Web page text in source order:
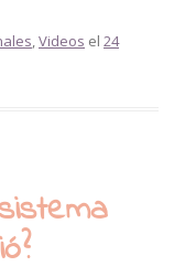
,Videos el 24